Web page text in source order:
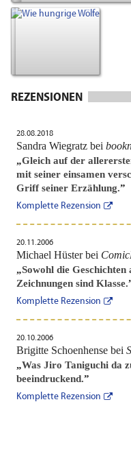
REZENSIONEN
28.08.2018
Sandra Wiegratz bei
„Gleich auf der
mit seiner einsamen
Griff seiner Erzählung.”
Komplette Rezension
20.11.2006
Michael Hüster bei
„Sowohl die
Zeichnungen sind Klasse.
Komplette Rezension
20.10.2006
Brigitte Schoenhense bei
„Was Jiro Taniguchi da
beeindruckend.”
Komplette Rezension